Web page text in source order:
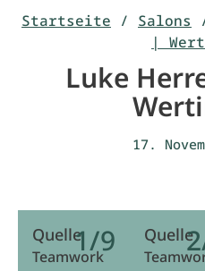
Startseite / Salons
|
Luke
17.
1/9
Quelle
Teamwork
Quelle